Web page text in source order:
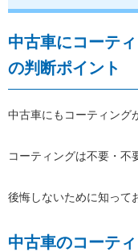
中古車にコーテ
の判断ポイント
中古車にもコーティング
コーティングは不要・不
後悔しないために知って
中古車のコーテ